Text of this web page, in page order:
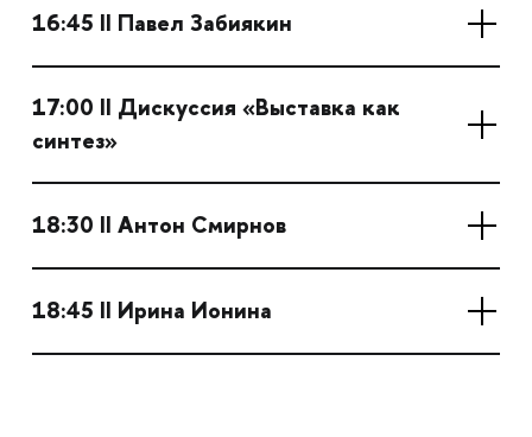
16:45 II Павел Забиякин
17:00 II Дискуссия «Выставка как
синтез»
18:30 II Антон Смирнов
18:45 II Ирина Ионина